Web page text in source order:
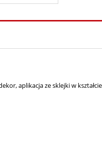
aplikacja ze sklejki w